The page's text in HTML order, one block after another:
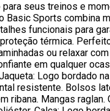
seus treinos e
Basic Sports combina
funcionais para
térmica.
ou relaxar
em qualquer
Logo bordado
resistente. Bolsos
ribana. Mangas raglan.